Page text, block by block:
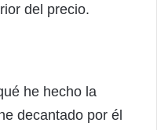
del precio.
he hecho la
decantado por él